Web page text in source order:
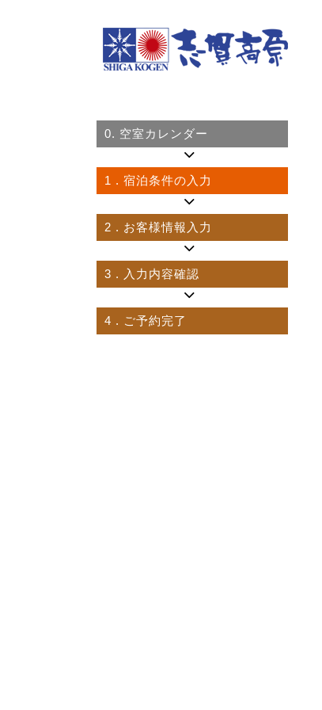
0. 空室カレンダー
1 . 宿泊条件の入力
2 . お客様情報入力
3 . 入力内容確認
4 . ご予約完了